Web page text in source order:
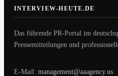
INTERVIEW-HEUTE.DE
Das führende PR-Portal im
Pressemitteilungen und
E-Mail: management@aaagency.us